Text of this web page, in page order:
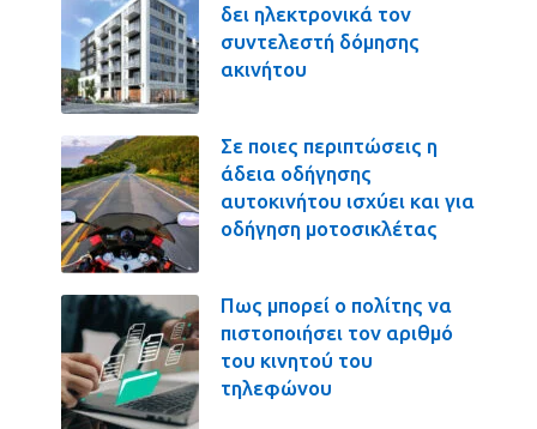
δει ηλεκτρονικά τον
συντελεστή δόμησης
ακινήτου
Σε ποιες περιπτώσεις η
άδεια οδήγησης
αυτοκινήτου ισχύει και για
οδήγηση μοτοσικλέτας
Πως μπορεί ο πολίτης να
πιστοποιήσει τον αριθμό
του κινητού του
τηλεφώνου